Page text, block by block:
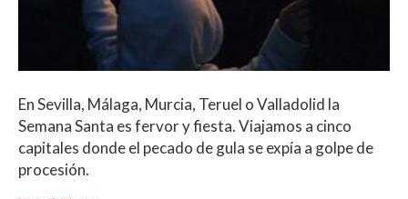
En Sevilla, Málaga, Murcia, Teruel o Valladolid la
Semana Santa es fervor y fiesta. Viajamos a cinco
capitales donde el pecado de gula se expía a golpe de
procesión.